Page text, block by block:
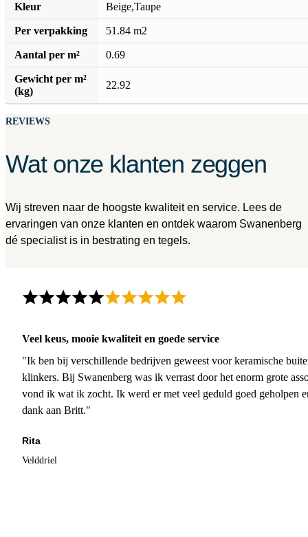
Kleur Beige,Taupe
Per verpakking 51.84 m2
Aantal per m² 0.69
Gewicht per m²
(kg)
22.92
REVIEWS
Wat onze klanten zeggen
Wij streven naar de hoogste kwaliteit en service. Lees de
ervaringen van onze klanten en ontdek waarom Swanenberg
dé specialist is in bestrating en tegels.
Veel keus, mooie kwaliteit en goede service
"Ik ben bij verschillende bedrijven geweest voor keramische
klinkers. Bij Swanenberg was ik verrast door het enorm grote
vond ik wat ik zocht. Ik werd er met veel geduld goed geholpen
dank aan Britt."
Rita
Velddriel